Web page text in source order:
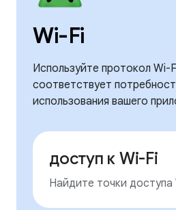
Wi-Fi
Используйте протокол Wi-
соответствует
использования вашего
доступ к Wi-Fi
Найдите точки доступа